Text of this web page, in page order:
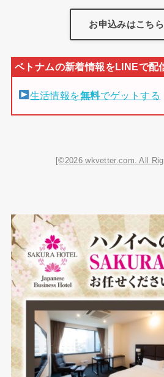
お申込みはこちら
生活情報を無料でゲットする
[©2026 wkvetter.com. All